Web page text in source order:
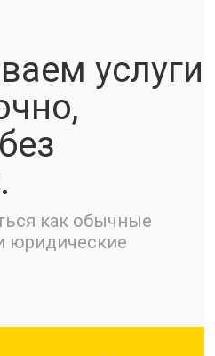
услуги
как обычные
юридические